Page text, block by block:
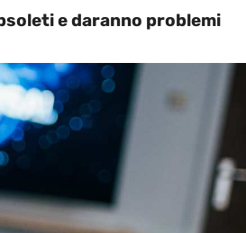
e daranno problemi